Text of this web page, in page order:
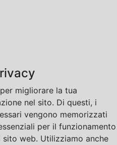
migliorare la tua
nel sito. Di questi, i
vengono memorizzati
per il funzionamento
web. Utilizziamo anche